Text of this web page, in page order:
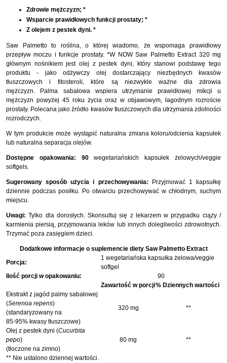
Zdrowie mężczyzn; *
Wsparcie prawidłowych funkcji prostaty; *
Z olejem z pestek dyni. *
Saw Palmetto to roślina, o której wiadomo, że wspomaga prawidłowy
przepływ moczu i funkcje prostaty. *W NOW Saw Palmetto Extract 320 mg
głównym nośnikiem jest olej z pestek dyni, który stanowi podstawę tego
produktu - jako odżywczy olej dostarczający niezbędnych kwasów
tłuszczowych i fitosteroli, które są niezwykle ważne dla zdrowia
mężczyzn. Palma sabałowa wspiera utrzymanie prawidłowej mikcji u
mężczyzn powyżej 45 roku życia oraz w objawowym, łagodnym rozroście
prostaty. Polecana jako źródło kwasów tłuszczowych dla utrzymania zdolności
rozrodczych.
W tym produkcie może wystąpić naturalna zmiana koloru/odcienia kapsułek
lub naturalna separacja olejów.
Dostępne opakowania: 90wegetariańskich kapsułek żelowych/veggie
softgels.
Sugerowany sposób użycia i przechowywania: Przyjmować 1 kapsułkę
dziennie podczas posiłku. Po otwarciu przechowywać w chłodnym, suchym
miejscu.
Uwagi: Tylko dla dorosłych. Skonsultuj się z lekarzem w przypadku ciąży /
karmienia piersią, przyjmowania leków lub innych dolegliwości zdrowotnych.
Trzymać poza zasięgiem dzieci.
Dodatkowe informacje o suplemencie diety Saw Palmetto Extract
Porcja:
1 wegetariańska kapsułka żelowa/veggie
softgel
Ilość porcji w opakowaniu:
90
Zawartość w porcji% Dziennych wartości
** Nie ustalono dziennej wartości.
Ekstrakt z jagód palmy sabałowej
(Serenoa repens)
(standaryzowany na
85-95% kwasy tłuszczowe)
320 mg **
Olej z pestek dyni (Cucurbita
pepo)
(tłoczone na zimno)
80 mg **